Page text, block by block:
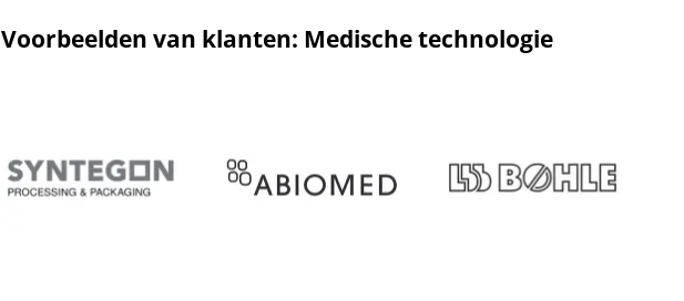
Voorbeelden van klanten: Medische technologie